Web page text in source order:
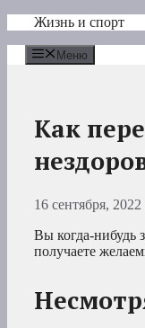
Перейти
содержимому
Жизнь и спорт
Меню
Как
16 сентября, 2022
Вы когда-нибудь
получаете